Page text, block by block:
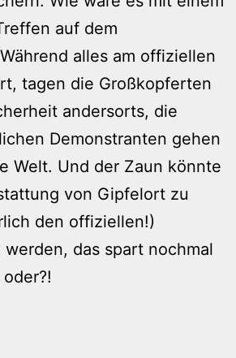
auf dem
alles am offiziellen
tagen die Großkopferten
andersorts, die
Demonstranten gehen
Welt. Und der Zaun könnte
von Gipfelort zu
den offiziellen!)
das spart nochmal